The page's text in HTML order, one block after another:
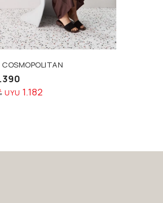
COSMOPOLITAN
UYU 1.182